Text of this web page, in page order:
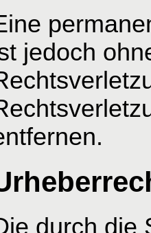
jedoch
durch die